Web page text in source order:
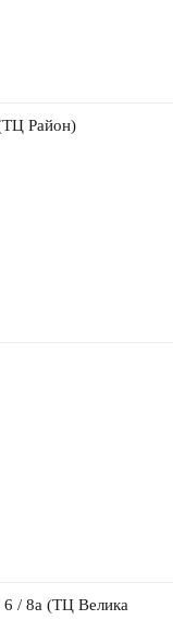
Район)
6 / 8а (ТЦ Велика